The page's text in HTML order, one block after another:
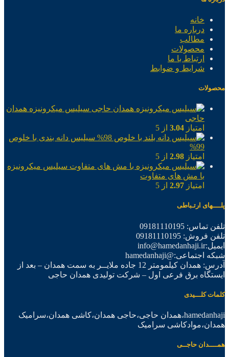
خانه
درباره ما
مطالب
محصولات
ارتباط با ما
شرایط و ضوابط
محصولات
سیلیس میکرونیزه همدان
حاجی
امتیاز 3.04 از 5
سیلیس دانه بندی با خلوص
99%
امتیاز 2.98 از 5
سیلیس میکرونیزه
با مش های متفاوت
امتیاز 2.97 از 5
پلــــهای ارتـباطی
تلفن تماس: 09181110195
تلفن فروش: 09181110195
ایمیل:info@hamedanhaji.ir
شبکه اجتماعی:@hamedanhaji
آدرس: همدان کیلمومتر 12 جاده ملایــر به سمت همدان – بعد از
ایستگاه برق فرعی اول – شرکت تولیدی همدان حاجی
کلمات کلـــیدی
hamedanhaji،همدان حاجی،حاجی همدان،کاشی همدان،سرامیک
همدان،موادکاشی سرامیک
همــــدان حاجــی